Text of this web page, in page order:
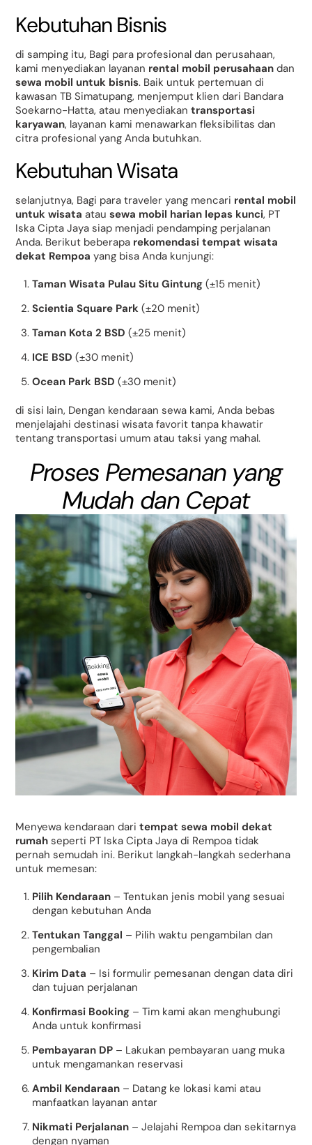
Kebutuhan Bisnis
di samping itu, Bagi para profesional dan perusahaan,
kami menyediakan layanan rental mobil perusahaan dan
sewa mobil untuk bisnis. Baik untuk pertemuan di
kawasan TB Simatupang, menjemput klien dari Bandara
Soekarno-Hatta, atau menyediakantransportasi
karyawan, layanan kami menawarkan fleksibilitas dan
citra profesional yang Anda butuhkan.
Kebutuhan Wisata
selanjutnya, Bagi para traveler yang mencari rental mobil
untuk wisata atausewa mobil harian lepas kunci, PT
Iska Cipta Jaya siap menjadi pendamping perjalanan
Anda. Berikut beberapa rekomendasi tempat wisata
dekat Rempoa yang bisa Anda kunjungi:
Taman Wisata Pulau Situ Gintung (±15 menit)
Scientia Square Park (±20 menit)
Taman Kota 2 BSD (±25 menit)
ICE BSD (±30 menit)
Ocean Park BSD (±30 menit)
di sisi lain, Dengan kendaraan sewa kami, Anda bebas
menjelajahi destinasi wisata favorit tanpa khawatir
tentang transportasi umum atau taksi yang mahal.
Proses Pemesanan yang
Mudah dan Cepat
Menyewa kendaraan daritempat sewa mobil dekat
rumah seperti PT Iska Cipta Jaya di Rempoa tidak
pernah semudah ini. Berikut langkah-langkah sederhana
untuk memesan:
Pilih Kendaraan – Tentukan jenis mobil yang sesuai
dengan kebutuhan Anda
Tentukan Tanggal – Pilih waktu pengambilan dan
pengembalian
Kirim Data – Isi formulir pemesanan dengan data diri
dan tujuan perjalanan
Konfirmasi Booking – Tim kami akan menghubungi
Anda untuk konfirmasi
Pembayaran DP – Lakukan pembayaran uang muka
untuk mengamankan reservasi
Ambil Kendaraan – Datang ke lokasi kami atau
manfaatkan layanan antar
Nikmati Perjalanan – Jelajahi Rempoa dan sekitarnya
dengan nyaman